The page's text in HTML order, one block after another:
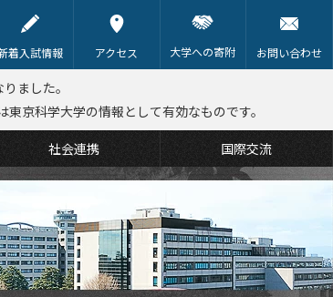
着入試情報 アクセス 大学への寄附 お問い合わせ
社会連携 国際交流
ました。
京科学大学の情報として有効なものです。